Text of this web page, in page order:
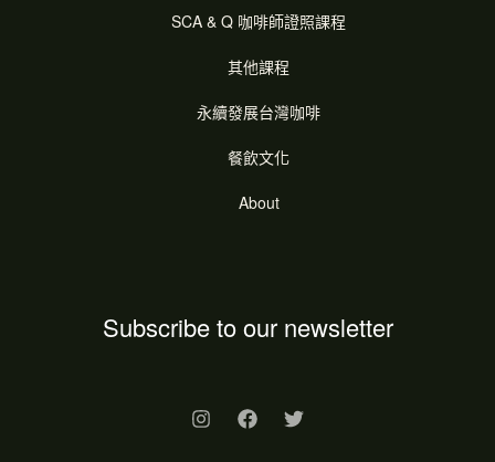
SCA & Q 咖啡師證照課程
其他課程
永續發展台灣咖啡
餐飲文化
About
Subscribe to our newsletter